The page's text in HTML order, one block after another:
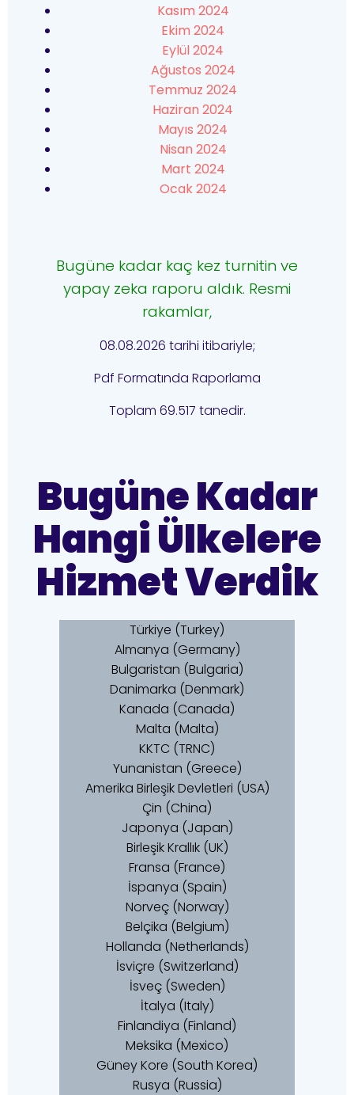
Kasım 2024
Ekim 2024
Eylül 2024
Ağustos 2024
Temmuz 2024
Haziran 2024
Mayıs 2024
Nisan 2024
Mart 2024
Ocak 2024
Bugüne kadar kaç kez turnitin ve
yapay zeka raporu aldık. Resmi
rakamlar,
08.08.2026 tarihi itibariyle;
Pdf Formatında Raporlama
Toplam 69.517 tanedir.
Bugüne Kadar
Hangi Ülkelere
Hizmet Verdik
Türkiye (Turkey)
Almanya (Germany)
Bulgaristan (Bulgaria)
Danimarka (Denmark)
Kanada (Canada)
Malta (Malta)
KKTC (TRNC)
Yunanistan (Greece)
Amerika Birleşik Devletleri (USA)
Çin (China)
Japonya (Japan)
Birleşik Krallık (UK)
Fransa (France)
İspanya (Spain)
Norveç (Norway)
Belçika (Belgium)
Hollanda (Netherlands)
İsviçre (Switzerland)
İsveç (Sweden)
İtalya (Italy)
Finlandiya (Finland)
Meksika (Mexico)
Güney Kore (South Korea)
Rusya (Russia)